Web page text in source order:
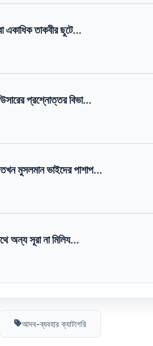
একাধিক তাকবীর ছুটে...
প্রশ্নোত্তর বিভা...
মুসলমান ভাইদের পাশাপ...
অন্য সূরা না মিলিয...
আদব-ব্যবহার ক্যাটাগরি